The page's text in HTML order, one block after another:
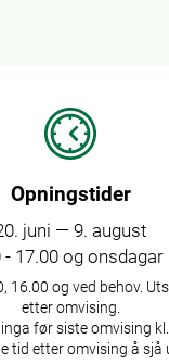
Opningstider
juni — 9. august
17.00 og onsdagar
16.00 og ved behov.
etter omvising.
før siste omvising
tid etter omvising å sjå